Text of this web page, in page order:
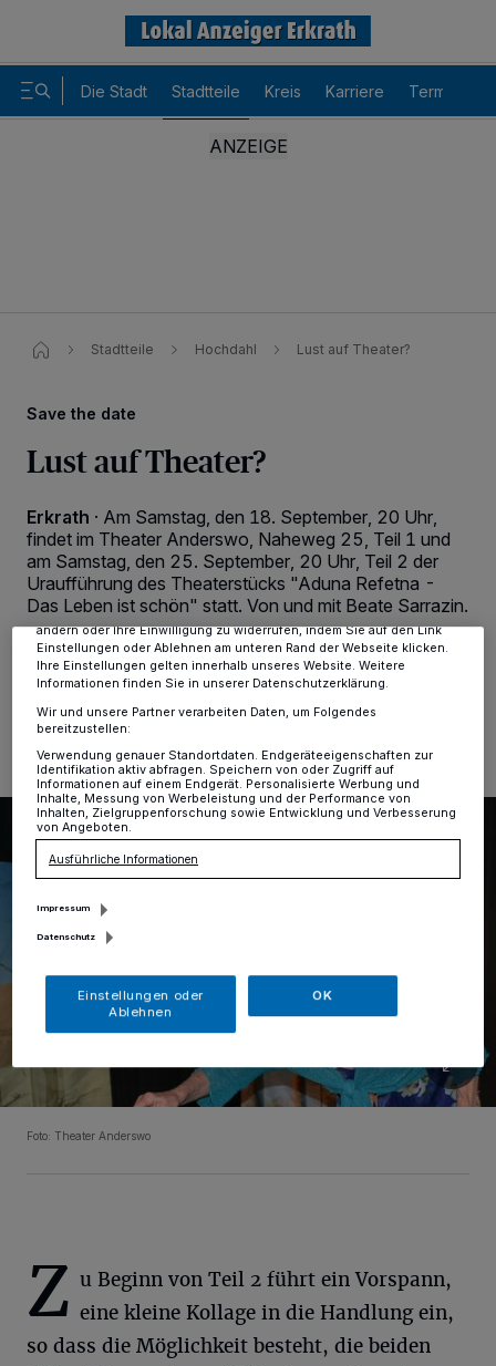
Die Stadt Stadtteile Kreis Karriere Termine
Stadtteile Hochdahl Lust auf Theater?
Save the date
Lust auf Theater?
Erkrath · Am Samstag, den 18. September, 20 Uhr,
findet im Theater Anderswo, Naheweg 25, Teil 1 und
am Samstag, den 25. September, 20 Uhr, Teil 2 der
Uraufführung des Theaterstücks "Aduna Refetna -
Das Leben ist schön" statt. Von und mit Beate Sarrazin.
Foto: Theater Anderswo
Z u Beginn von Teil 2 führt ein Vorspann,
eine kleine Kollage in die Handlung ein,
so dass die Möglichkeit besteht, die beiden
Kennungen auf Ihrem Gerät zu. Durch Auswahl von OK aktivieren Sie
Tracking-Technologien für die unter „Wir und unsere Partner
verarbeiten Daten, um Ihnen Dienste bereitzustellen“ aufgeführten
Zwecke. Wenn Tracker deaktiviert sind, sind manche Inhalte und
Anzeigen möglicherweise nicht mehr so relevant für Sie. Sie können
dieses Menü jederzeit wieder aufrufen, um Ihre Einstellungen zu
ändern oder Ihre Einwilligung zu widerrufen, indem Sie auf den Link
Einstellungen oder Ablehnen am unteren Rand der Webseite klicken.
Ihre Einstellungen gelten innerhalb unseres Website. Weitere
Informationen finden Sie in unserer Datenschutzerklärung.
Wir und unsere Partner verarbeiten Daten, um Folgendes
bereitzustellen:
Verwendung genauer Standortdaten. Endgeräteeigenschaften zur
Identifikation aktiv abfragen. Speichern von oder Zugriff auf
Informationen auf einem Endgerät. Personalisierte Werbung und
Inhalte, Messung von Werbeleistung und der Performance von
Inhalten, Zielgruppenforschung sowie Entwicklung und Verbesserung
von Angeboten.
Ausführliche Informationen
Impressum
Datenschutz
Einstellungen oder
Ablehnen
OK